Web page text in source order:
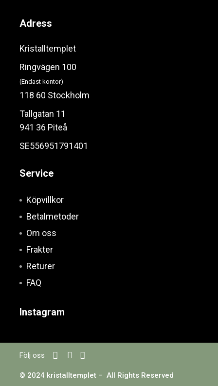
Adress
Kristalltemplet
Ringvägen 100
(Endast kontor)
118 60 Stockholm
Tallgatan 11
941 36 Piteå
SE556951791401
Service
Köpvillkor
Betalmetoder
Om oss
Frakter
Returer
FAQ
Instagram
Följ oss
© 2024 kristalltemplet – All Rights Reserved